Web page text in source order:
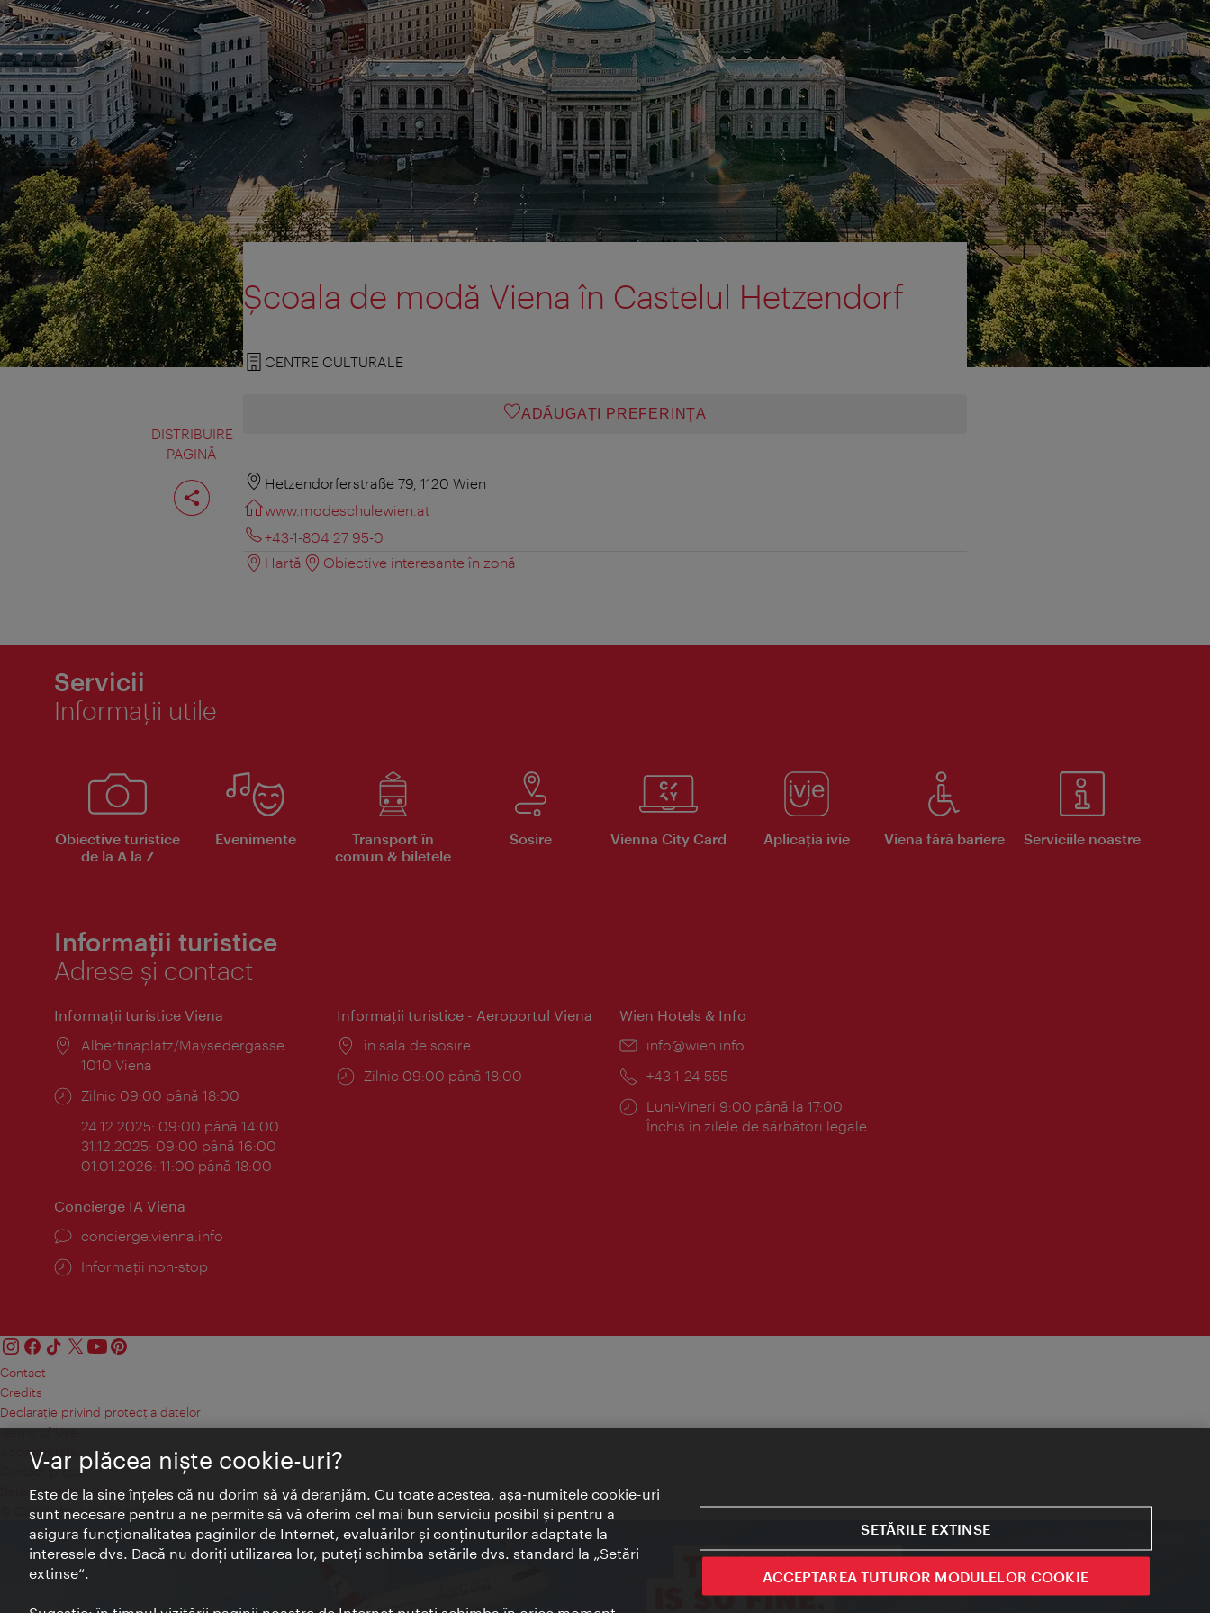
DISTRIBUIRE
PAGINĂ
Distribuiţi
pagina
Şcoala de modă Viena în Castelul Hetzendorf
CENTRE CULTURALE
ADĂUGAȚI PREFERINŢA
Hetzendorferstraße 79, 1120 Wien
www.modeschulewien.at
+43-1-804 27 95-0
Hartă
Obiective interesante în zonă
Servicii
Informaţii utile
Obiective turistice
de la A la Z
Evenimente
Transport în
comun & biletele
Sosire Vienna City Card Aplicaţia ivie Viena fără bariere Serviciile noastre
Informații turistice
Adrese și contact
Informaţii turistice Viena
Locul:
Albertinaplatz/Maysedergasse
1010 Viena
Program:
Zilnic 09:00 până 18:00
24.12.2025: 09:00 până 14:00
31.12.2025: 09:00 până 16:00
01.01.2026: 11:00 până 18:00
Informaţii turistice - Aeroportul Viena
Locul:
în sala de sosire
Program:
Zilnic 09:00 până 18:00
Wien Hotels & Info
E-
info@wien.info
Telefon:
+43-1-24 555
Program:
Luni-Vineri 9:00 până la 17:00
Închis în zilele de sărbători legale
Concierge IA Viena
concierge.vienna.info
Informații non-stop
Contact
Credits
Declaraţie privind protecţia datelor
Terms of Use
Accesibilitate
Contact presa
Setări module cookie
© Copyright Wien Tourismus
V-ar plăcea nişte cookie-uri?
Este de la sine înţeles că nu dorim să vă deranjăm. Cu toate acestea, aşa-numitele cookie-uri
sunt necesare pentru a ne permite să vă oferim cel mai bun serviciu posibil şi pentru a
asigura funcţionalitatea paginilor de Internet, evaluărilor şi conţinuturilor adaptate la
interesele dvs. Dacă nu doriţi utilizarea lor, puteţi schimba setările dvs. standard la „Setări
extinse“.
SETĂRILE EXTINSE
ACCEPTAREA TUTUROR MODULELOR COOKIE